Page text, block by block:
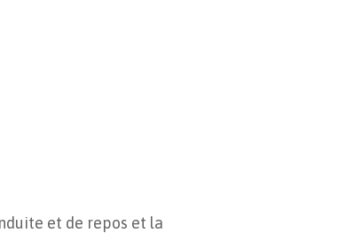
et de repos et la